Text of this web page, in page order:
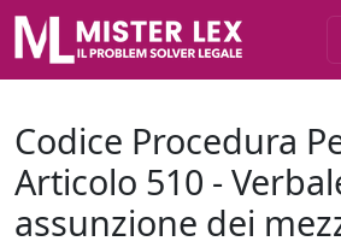
Codice Procedura
Articolo 510 -
assunzione dei